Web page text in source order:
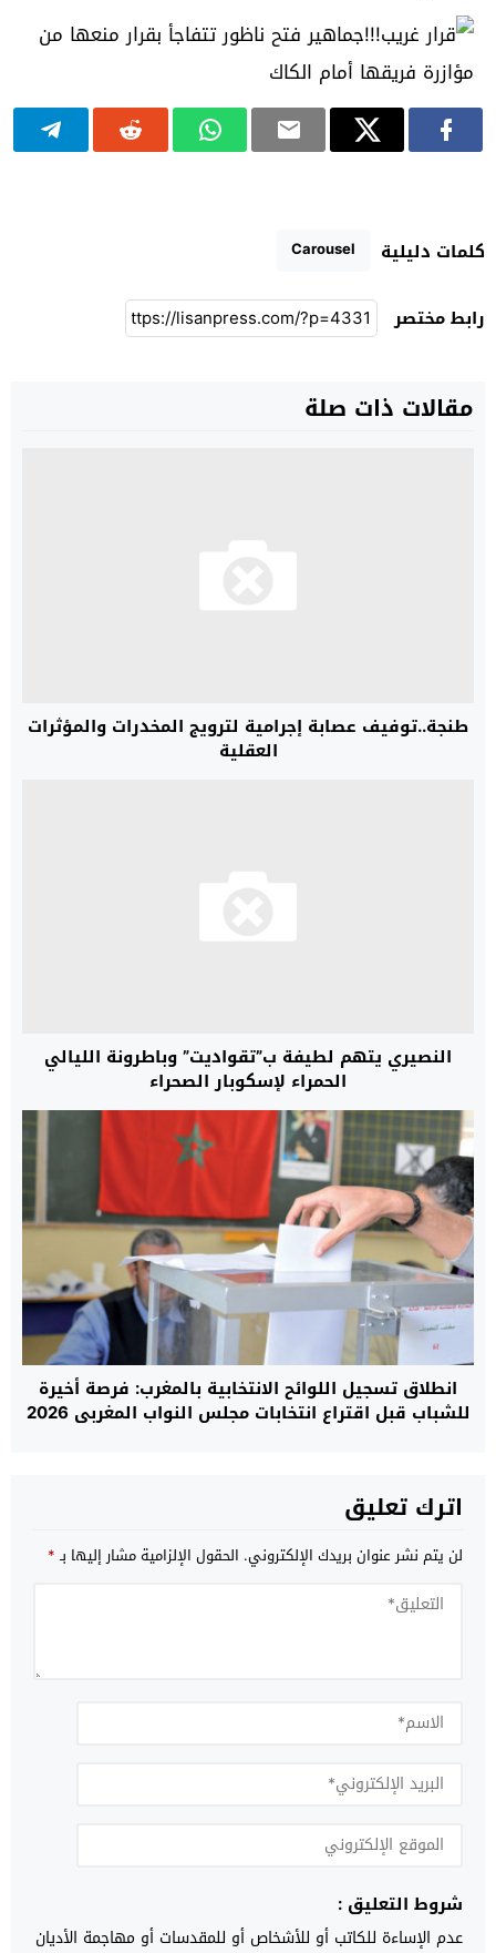
كلمات دليلية Carousel
رابط مختصر
مقالات ذات صلة
طنجة..توفيف عصابة إجرامية لترويج المخدرات والمؤثرات
العقلية
النصيري يتهم لطيفة ب”تقواديت” وباطرونة الليالي
الحمراء لإسكوبار الصحراء
انطلاق تسجيل اللوائح الانتخابية بالمغرب: فرصة أخيرة
للشباب قبل اقتراع انتخابات مجلس النواب المغربي 2026
اترك تعليق
لن يتم نشر عنوان بريدك الإلكتروني. الحقول الإلزامية مشار إليها بـ*
شروط التعليق :
عدم الإساءة للكاتب أو للأشخاص أو للمقدسات أو مهاجمة الأديان